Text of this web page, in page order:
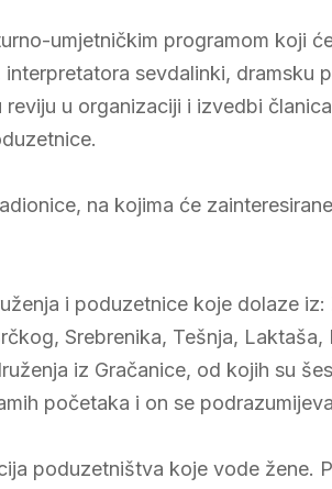
umjetničkim programom koji
sevdalinki, dramsku
u organizaciji i izvedbi
na kojima će
i poduzetnice koje dolaze
Srebrenika, Tešnja, Laktaša,
iz Gračanice, od kojih su
početaka i on se
poduzetništva koje vode žene.